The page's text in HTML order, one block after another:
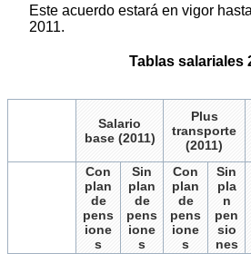
Este acuerdo estará en vigor
2011.
Tablas salariales
Salario
base (2011)
Plus
transporte
(2011)
Con
plan
de
pens
ione
s
Sin
plan
de
pens
ione
s
Con
plan
de
pens
ione
s
Sin
pla
n
pen
sio
nes